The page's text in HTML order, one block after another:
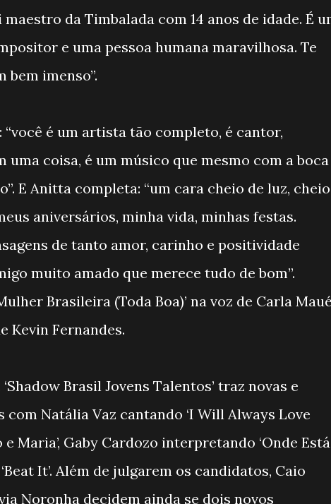
da Timbalada com 14 anos de idade. É
e uma pessoa humana maravilhosa. Te
bem imenso”.
“você é um artista tão completo, é cantor,
uma coisa, é um músico que mesmo com a boca
E Anitta completa: “um cara cheio de luz, cheio
aniversários, minha vida, minhas festas.
de tanto amor, carinho e positividade
muito amado que merece tudo de bom”.
Brasileira (Toda Boa)’ na voz de Carla
Kevin Fernandes.
Brasil Jovens Talentos’ traz novas e
Natália Vaz cantando ‘I Will Always Love
e Maria’, Gaby Cardozo interpretando ‘Onde Está
It’. Além de julgarem os candidatos, Caio
Noronha decidem ainda se dois novos